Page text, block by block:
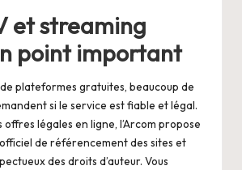
et streaming
point important
plateformes gratuites, beaucoup de
si le service est fiable et légal.
légales en ligne, l’Arcom propose
de référencement des sites et
des droits d’auteur. Vous